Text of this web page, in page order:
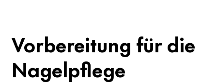
Vorbereitung für die
Nagelpflege